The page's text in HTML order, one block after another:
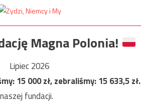
Magna Polonia!
Lipiec 2026
15 000zł, zebraliśmy:15 633,5zł.
fundacji.